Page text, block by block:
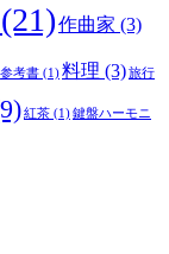
(21)作曲家 (3)
参考書 (1)料理 (3)旅行
紅茶 (1)鍵盤ハーモニ